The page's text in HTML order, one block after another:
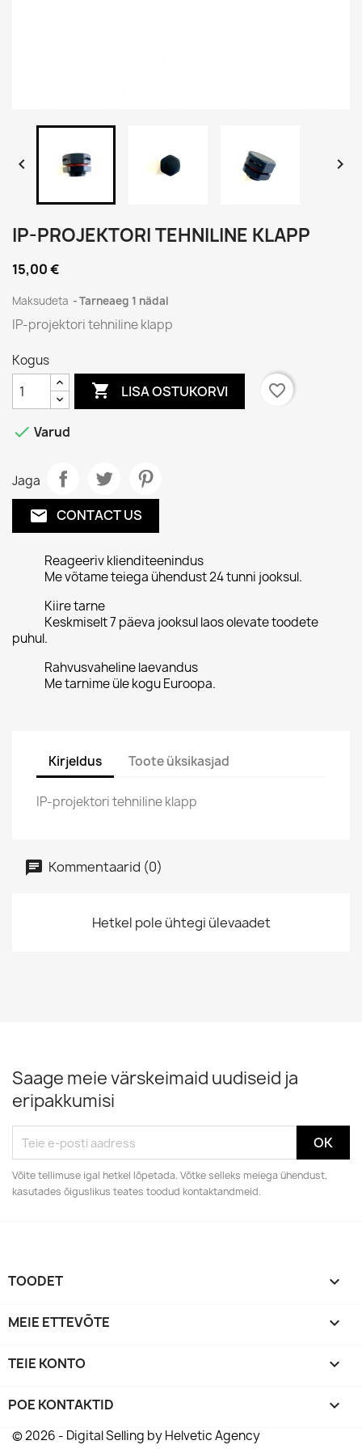
 
IP-PROJEKTORI TEHNILINE KLAPP
15,00 €
Maksudeta Tarneaeg 1 nädal
IP-projektori tehniline klapp
Kogus
 LISA OSTUKORVI favorite_border
 Varud
Jaga
email CONTACT US
Reageeriv klienditeenindus
Me võtame teiega ühendust 24 tunni jooksul.
Kiire tarne
Keskmiselt 7 päeva jooksul laos olevate toodete
puhul.
Rahvusvaheline laevandus
Me tarnime üle kogu Euroopa.
Kirjeldus Toote üksikasjad
IP-projektori tehniline klapp
Kommentaarid (0)
Hetkel pole ühtegi ülevaadet
Saage meie värskeimaid uudiseid ja
eripakkumisi
Võite tellimuse igal hetkel lõpetada. Võtke selleks meiega ühendust,
kasutades õiguslikus teates toodud kontaktandmeid.
TOODET 
MEIE ETTEVÕTE 
TEIE KONTO 
POE KONTAKTID keyboard_arrow_down
© 2026 - Digital Selling by Helvetic Agency